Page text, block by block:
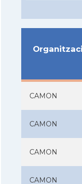
CAMON
CAMON
CAMON
CAMON